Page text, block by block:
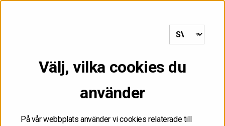
Välj, vilka cookies du
använder
På vår webbplats använder vi cookies relaterade till
MENY
FÅR INTE
DISTRIBUERAS, VARE
SIG DIREKT ELLER